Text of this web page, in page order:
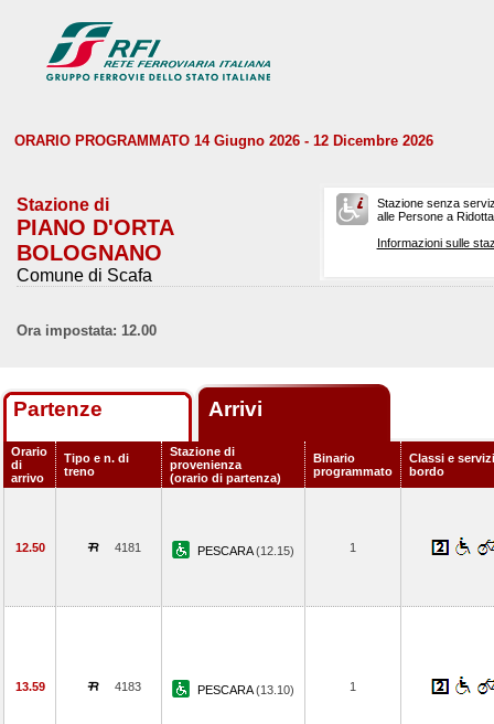
ORARIO PROGRAMMATO 14 Giugno 2026 - 12 Dicembre 2026
Stazione di
PIANO D'ORTA
BOLOGNANO
Comune di Scafa
Stazione senza
alle Persone a
Informazioni sulle
Ora impostata: 12.00
Partenze Arrivi
Orario
di
arrivo
Tipo e n. di
treno
Stazione di
provenienza
(orario di partenza)
Binario
programmato
Classi e
bordo
12.50 4181 PESCARA(12.15) 1
13.59 4183 PESCARA(13.10) 1